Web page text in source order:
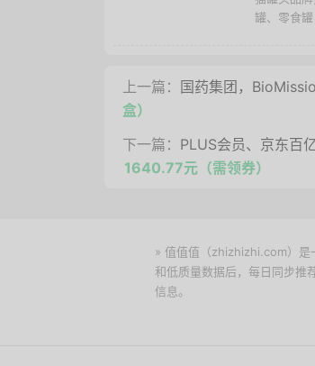
罐、零食
上一篇： 国药集团，
盒）
下一篇： PLUS会员、京东百
1640.77元（需领券）
» 值值值（zhizhizhi.com）是
和低质量数据后，每日同步推
信息。